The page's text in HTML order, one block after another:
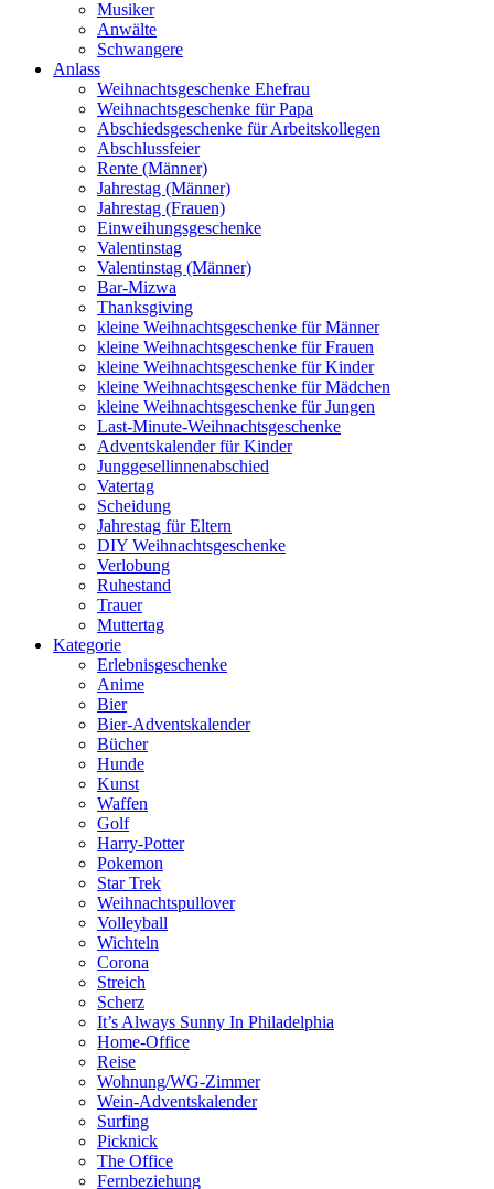
Musiker
Anwälte
Schwangere
Anlass
Weihnachtsgeschenke Ehefrau
Weihnachtsgeschenke für Papa
Abschiedsgeschenke für Arbeitskollegen
Abschlussfeier
Rente (Männer)
Jahrestag (Männer)
Jahrestag (Frauen)
Einweihungsgeschenke
Valentinstag
Valentinstag (Männer)
Bar-Mizwa
Thanksgiving
kleine Weihnachtsgeschenke für Männer
kleine Weihnachtsgeschenke für Frauen
kleine Weihnachtsgeschenke für Kinder
kleine Weihnachtsgeschenke für Mädchen
kleine Weihnachtsgeschenke für Jungen
Last-Minute-Weihnachtsgeschenke
Adventskalender für Kinder
Junggesellinnenabschied
Vatertag
Scheidung
Jahrestag für Eltern
DIY Weihnachtsgeschenke
Verlobung
Ruhestand
Trauer
Muttertag
Kategorie
Erlebnisgeschenke
Anime
Bier
Bier-Adventskalender
Bücher
Hunde
Kunst
Waffen
Golf
Harry-Potter
Pokemon
Star Trek
Weihnachtspullover
Volleyball
Wichteln
Corona
Streich
Scherz
It’s Always Sunny In Philadelphia
Home-Office
Reise
Wohnung/WG-Zimmer
Wein-Adventskalender
Surfing
Picknick
The Office
Fernbeziehung